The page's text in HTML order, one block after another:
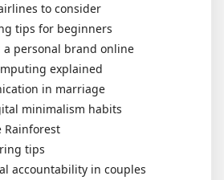
to consider
tips for beginners
personal brand online
explained
in marriage
minimalism habits
Rainforest
tips
accountability in couples